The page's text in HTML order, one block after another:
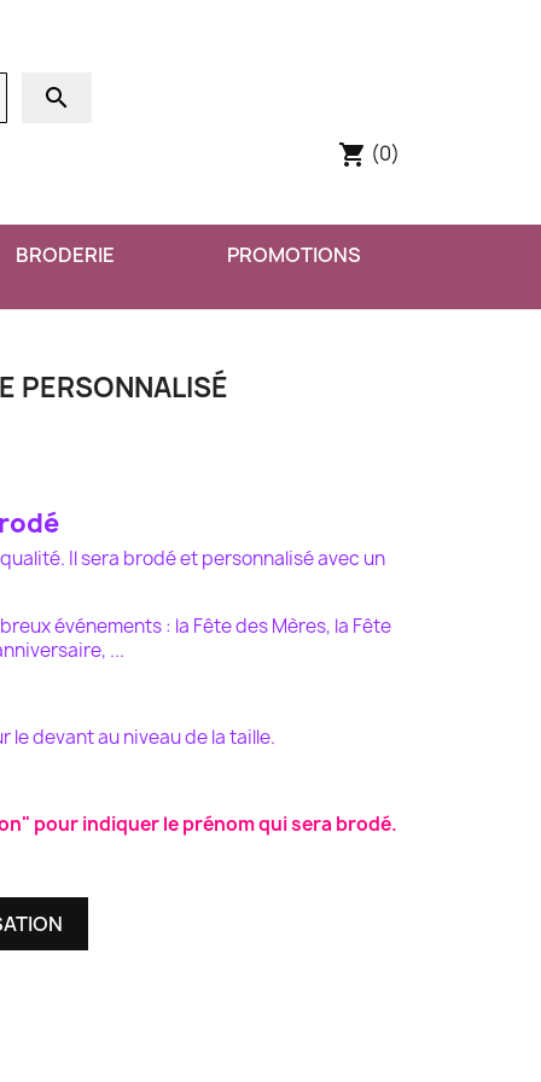
search
shopping_cart (0)
BRODERIE PROMOTIONS
PERSONNALISÉ
Il sera brodé et personnalisé avec un
événements : la Fête des Mères, la Fête
...
le devantau niveau de la taille.
pour indiquer le prénom qui sera brodé.